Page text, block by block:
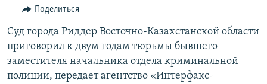
навигации
Вернутся
поиску
ТАДЖИКИСТАН
ҚАЗАҚША
КЫРГЫЗЧА
ЎЗБЕКЧА
ТОҶИКӢ
Все сайты РСЕ/РС
Поделиться
Суд города Риддер Восточно-Казахстанской области
приговорил к двум годам тюрьмы бывшего
заместителя начальника отдела криминальной
полиции, передает агентство «Интерфакс-